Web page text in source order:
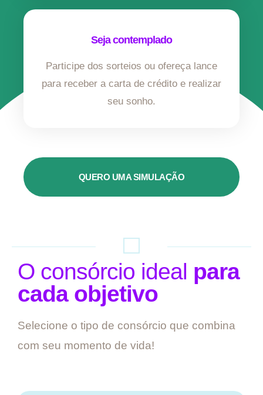
Seja contemplado
Participe dos sorteios ou ofereça lance
para receber a carta de crédito e realizar
seu sonho.
QUERO UMA SIMULAÇÃO
O consórcio ideal para
cada objetivo
Selecione o tipo de consórcio que combina
com seu momento de vida!